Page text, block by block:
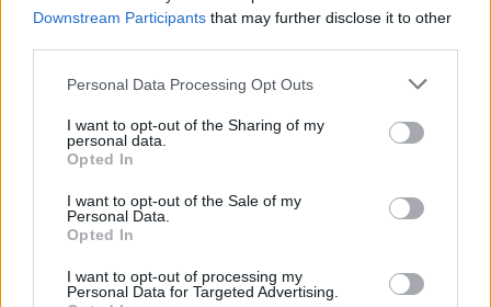
Downstream Participants that may further disclose it to other
Please note that this website/app uses one or more Google
not limited to your visit or usage behaviour. You may click to
grant or deny consent to Google and its third-party tags to
use your data for below specified purposes in below Google
consent section.
Personal Data Processing Opt Outs
I want to opt-out of the Sharing of my
personal data.
Opted In
I want to opt-out of the Sale of my
Personal Data.
Opted In
I want to opt-out of processing my
Personal Data for Targeted Advertising.
„mielőtt hencegsz, jobb ha új
irodát keresel”.
Hanije továbbá sürgette a gázaiakat, hogy
minél többen vegyenek részt hétvégén a
évfordulóján.